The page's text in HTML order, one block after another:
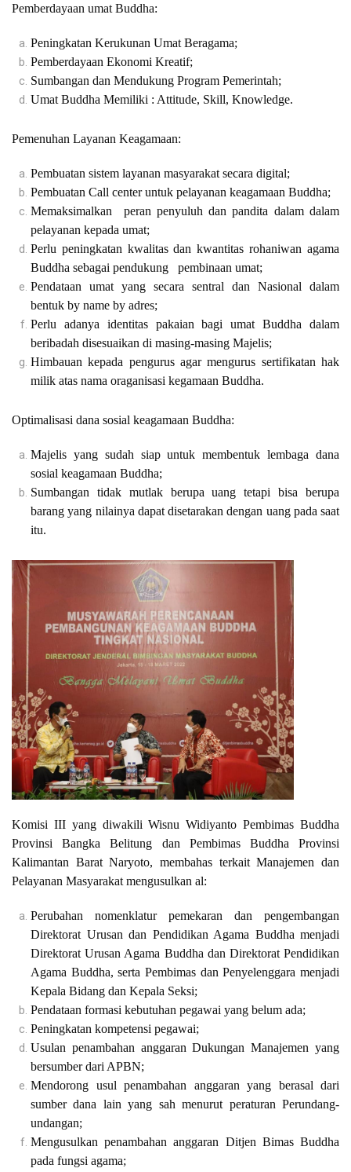
Pemberdayaan umat Buddha:
Peningkatan Kerukunan Umat Beragama;
Pemberdayaan Ekonomi Kreatif;
Sumbangan dan Mendukung Program Pemerintah;
Umat Buddha Memiliki : Attitude, Skill, Knowledge.
Pemenuhan Layanan Keagamaan:
Pembuatan sistem layanan masyarakat secara digital;
Pembuatan Call center untuk pelayanan keagamaan Buddha;
Memaksimalkan peran penyuluh dan pandita dalam dalam
pelayanan kepada umat;
Perlu peningkatan kwalitas dan kwantitas rohaniwan agama
Buddha sebagai pendukung pembinaan umat;
Pendataan umat yang secara sentral dan Nasional dalam
bentuk by name by adres;
Perlu adanya identitas pakaian bagi umat Buddha dalam
beribadah disesuaikan di masing-masing Majelis;
Himbauan kepada pengurus agar mengurus sertifikatan hak
milik atas nama oraganisasi kegamaan Buddha.
Optimalisasi dana sosial keagamaan Buddha:
Majelis yang sudah siap untuk membentuk lembaga dana
sosial keagamaan Buddha;
Sumbangan tidak mutlak berupa uang tetapi bisa berupa
barang yang nilainya dapat disetarakan dengan uang pada saat
itu.
Komisi III yang diwakili Wisnu Widiyanto Pembimas Buddha
Provinsi Bangka Belitung dan Pembimas Buddha Provinsi
Kalimantan Barat Naryoto, membahas terkait Manajemen dan
Pelayanan Masyarakat mengusulkan al:
Perubahan nomenklatur pemekaran dan pengembangan
Direktorat Urusan dan Pendidikan Agama Buddha menjadi
Direktorat Urusan Agama Buddha dan Direktorat Pendidikan
Agama Buddha, serta Pembimas dan Penyelenggara menjadi
Kepala Bidang dan Kepala Seksi;
Pendataan formasi kebutuhan pegawai yang belum ada;
Peningkatan kompetensi pegawai;
Usulan penambahan anggaran Dukungan Manajemen yang
bersumber dari APBN;
Mendorong usul penambahan anggaran yang berasal dari
sumber dana lain yang sah menurut peraturan Perundang-
undangan;
Mengusulkan penambahan anggaran Ditjen Bimas Buddha
pada fungsi agama;